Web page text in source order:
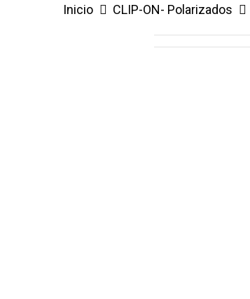
Inicio CLIP-ON- Polarizados